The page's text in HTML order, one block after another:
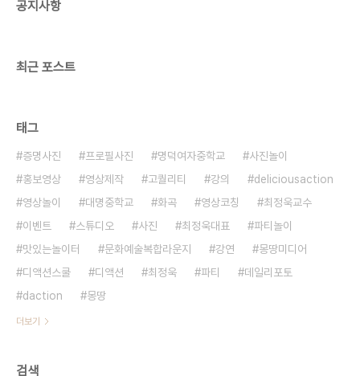
(2014/02/07) 스타일와이프 최지혜 대표 - [KB
공지사항
최근 포스트
태그
증명사진 프로필사진 명덕여자중학교
사진놀이
홍보영상
영상제작 고퀄리티 강의
deliciousaction
영상놀이
대명중학교 화곡 영상코칭
최정욱교수
이벤트
스튜디오 사진 최정욱대표
파티놀이
맛있는놀이터
문화예술복합라운지 강연
몽땅미디어
디액션스쿨
디액션 최정욱 파티
데일리포토
daction
몽땅
더보기
검색